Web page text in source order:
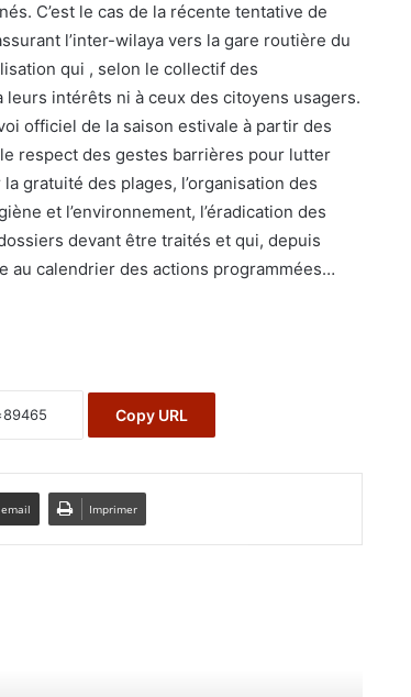
C’est le cas de la récente tentative de
l’inter-wilaya vers la gare routière du
qui , selon le collectif des
intérêts ni à ceux des citoyens usagers.
officiel de la saison estivale à partir des
respect des gestes barrières pour lutter
gratuité des plages, l’organisation des
et l’environnement, l’éradication des
devant être traités et qui, depuis
au calendrier des actions programmées…
Copy URL
Imprimer